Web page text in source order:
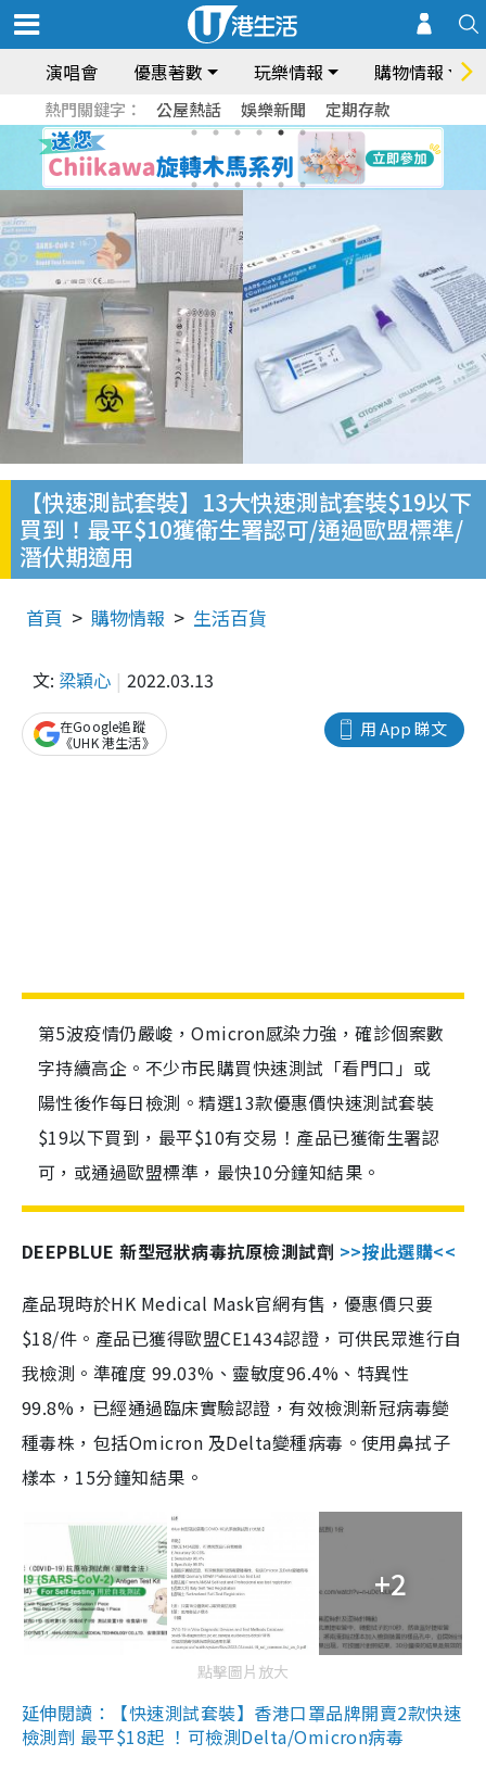
演唱會 優惠著數 玩樂情報 購物情報
熱門關鍵字： 公屋熱話 娛樂新聞 定期存款
【快速測試套裝】13大快速測試套裝$19以下
買到！最平$10獲衛生署認可/通過歐盟標準/
潛伏期適用
首頁 購物情報 生活百貨
文: 梁穎心 2022.03.13
用 App 睇文
在Google追蹤
《UHK 港生活》
第5波疫情仍嚴峻，Omicron感染力強，確診個案數
字持續高企。不少市民購買快速測試「看門口」或
陽性後作每日檢測。精選13款優惠價快速測試套裝
$19以下買到，最平$10有交易！產品已獲衛生署認
可，或通過歐盟標準，最快10分鐘知結果。
DEEPBLUE 新型冠狀病毒抗原檢測試劑 >>按此選購<<
產品現時於HK Medical Mask官網有售，優惠價只要
$18/件。產品已獲得歐盟CE1434認證，可供民眾進行自
我檢測。準確度 99.03%、靈敏度96.4%、特異性
99.8%，已經通過臨床實驗認證，有效檢測新冠病毒變
種毒株，包括Omicron 及Delta變種病毒。使用鼻拭子
樣本，15分鐘知結果。
+2
點擊圖片放大
延伸閱讀：【快速測試套裝】香港口罩品牌開賣2款快速
檢測劑 最平$18起 ！可檢測Delta/Omicron病毒